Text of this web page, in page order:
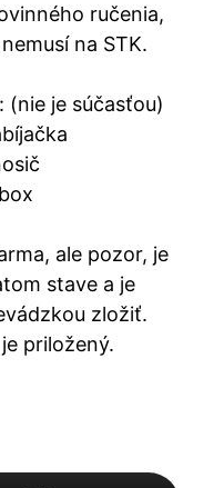
ručenia,
na STK.
(nie je súčasťou)
ale pozor, je
stave a je
zložiť.
priložený.